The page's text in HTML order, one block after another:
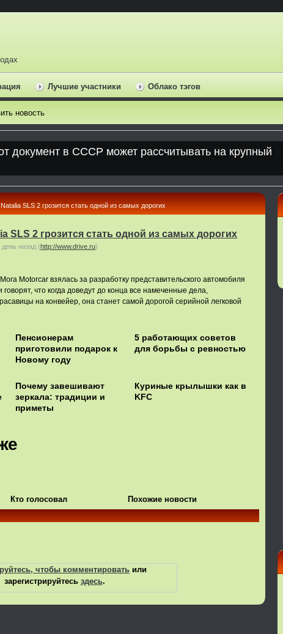
Лучшие участники Облако тэгов
новость
SLS 2 грозится стать одной из самых дорогих
SLS 2 грозится стать одной из самых дорогих
день назад (http://www.drive.ru)
Motorcar взялась за разработку представительского автомобиля
что когда доведут до конца все намеченные дела,
на конвейер, она станет самой дорогой серийной легковой
Пенсионерам
приготовили подарок к
Новому году
5 работающих советов
для борьбы с ревностью
Почему завешивают
зеркала: традиции и
приметы
Куриные крылышки как в
KFC
Кто голосовал Похожие новости
чтобы комментировать или
зарегистрируйтесь здесь.